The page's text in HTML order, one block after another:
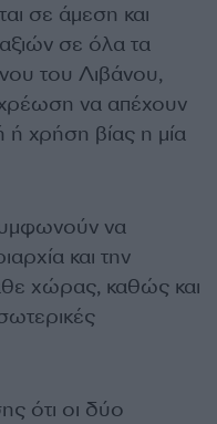
σε άμεση και
σε όλα τα
του Λιβάνου,
να απέχουν
ή χρήση βίας η μία
να
και την
χώρας, καθώς και
ότι οι δύο